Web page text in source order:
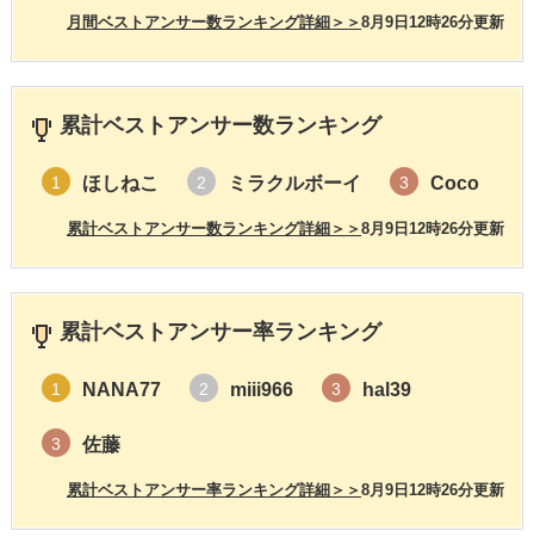
8月9日12時26分更新
月間ベストアンサー数ランキング詳細＞＞
累計ベストアンサー数ランキング
1 ほしねこ 2 ミラクルボーイ 3 Coco
8月9日12時26分更新
累計ベストアンサー数ランキング詳細＞＞
累計ベストアンサー率ランキング
1 NANA77 2 miii966 3 hal39
3 佐藤
8月9日12時26分更新
累計ベストアンサー率ランキング詳細＞＞